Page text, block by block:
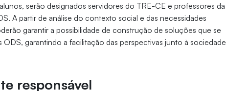
serão designados servidores do TRE-CE e professores da
A partir de análise do contexto social e das necessidades
garantir a possibilidade de construção de soluções que se
ODS, garantindo a facilitação das perspectivas junto à sociedade
responsável